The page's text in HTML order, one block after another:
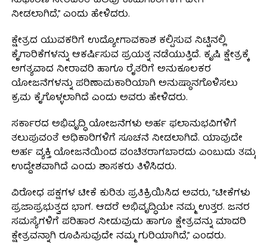
ನೀಡಲಾಗಿದೆ,” ಎಂದು ಹೇಳಿದರು.
ಕ್ಷೇತ್ರದ ಯುವಕರಿಗೆ ಉದ್ಯೋಗಾವಕಾಶ ಕಲ್ಪಿಸುವ ನಿಟ್ಟಿನಲ್ಲಿ
ಕೈಗಾರಿಕೆಗಳನ್ನು ಆಕರ್ಷಿಸುವ ಪ್ರಯತ್ನ ನಡೆಯುತ್ತಿದೆ. ಕೃಷಿ ಕ್ಷೇತ್ರಕ್ಕೆ
ಅಗತ್ಯವಾದ ನೀರಾವರಿ ಹಾಗೂ ರೈತರಿಗೆ ಅನುಕೂಲಕರ
ಯೋಜನೆಗಳನ್ನು ಪರಿಣಾಮಕಾರಿಯಾಗಿ ಅನುಷ್ಠಾನಗೊಳಿಸಲು
ಕ್ರಮ ಕೈಗೊಳ್ಳಲಾಗಿದೆ ಎಂದು ಅವರು ಹೇಳಿದರು.
ಸರ್ಕಾರದ ಅಭಿವೃದ್ಧಿ ಯೋಜನೆಗಳು ಅರ್ಹ ಫಲಾನುಭವಿಗಳಿಗೆ
ತಲುಪುವಂತೆ ಅಧಿಕಾರಿಗಳಿಗೆ ಸೂಚನೆ ನೀಡಲಾಗಿದೆ. ಯಾವುದೇ
ಅರ್ಹ ವ್ಯಕ್ತಿ ಯೋಜನೆಯಿಂದ ವಂಚಿತರಾಗಬಾರದು ಎಂಬುದು ತಮ್ಮ
ಉದ್ದೇಶವಾಗಿದೆ ಎಂದು ಶಾಸಕರು ತಿಳಿಸಿದರು.
ವಿರೋಧ ಪಕ್ಷಗಳ ಟೀಕೆ ಕುರಿತು ಪ್ರತಿಕ್ರಿಯಿಸಿದ ಅವರು, “ಟೀಕೆಗಳು
ಪ್ರಜಾಪ್ರಭುತ್ವದ ಭಾಗ. ಆದರೆ ಅಭಿವೃದ್ಧಿಯೇ ನಮ್ಮ ಉತ್ತರ. ಜನರ
ಸಮಸ್ಯೆಗಳಿಗೆ ಪರಿಹಾರ ನೀಡುವುದು ಹಾಗೂ ಕ್ಷೇತ್ರವನ್ನು ಮಾದರಿ
ಕ್ಷೇತ್ರವನ್ನಾಗಿ ರೂಪಿಸುವುದೇ ನಮ್ಮ ಗುರಿಯಾಗಿದೆ,” ಎಂದರು.